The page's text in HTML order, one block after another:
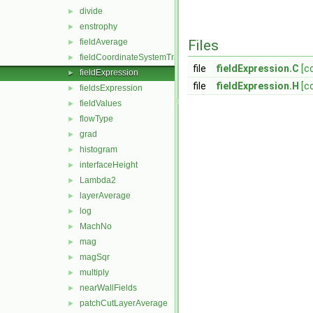
► divide
► enstrophy
► fieldAverage
► fieldCoordinateSystemTransform
► fieldExpression
► fieldsExpression
► fieldValues
► flowType
► grad
► histogram
► interfaceHeight
► Lambda2
► layerAverage
► log
► MachNo
► mag
► magSqr
► multiply
► nearWallFields
► patchCutLayerAverage
Files
file fieldExpression.C
file
fieldExpression.H